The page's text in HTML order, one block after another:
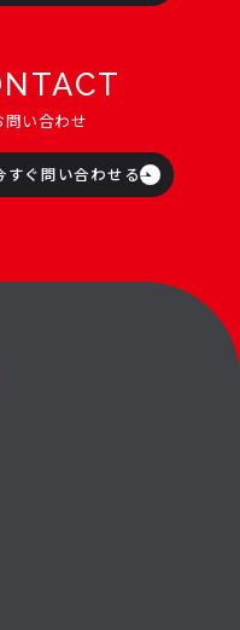
問い合わせ
すぐ問い合わせる